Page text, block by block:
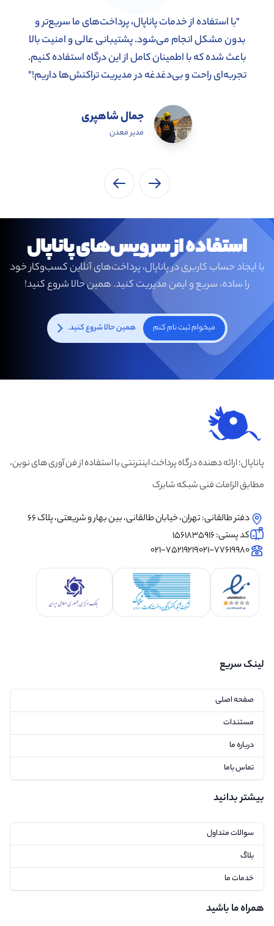
"با استفاده از خدمات پاناپال، پرداخت‌های ما سریع‌تر و
بدون مشکل انجام می‌شود. پشتیبانی عالی و امنیت بالا
باعث شده که با اطمینان کامل از این درگاه استفاده کنیم.
تجربه‌ای راحت و بی‌دغدغه در مدیریت تراکنش‌ها داریم!"
جمال شاهپری
مدیر معدن
استفاده از سرویس‌های پاناپال
با ایجاد حساب کاربری در پاناپال، پرداخت‌های آنلاین کسب‌وکار خود
را ساده، سریع و ایمن مدیریت کنید. همین حالا شروع کنید!
میخوام ثبت نام کنم همین حالا شروع کنید.
پاناپال؛ ارائه دهنده درگاه پرداخت اینترنتی با استفاده از فن آوری های نوین،
مطابق الزامات فنی شبکه شابرک
دفتر طالقانی: تهران، خیابان طالقانی، بین بهار و شریعتی، پلاک 66
کد پستی: 1561835916
021-77619980
021-75219219
لینک سریع
صفحه اصلی
مستندات
درباره ما
تماس باما
بیشتر بدانید
سوالات متداول
بلاگ
خدمات ما
همراه ما باشید